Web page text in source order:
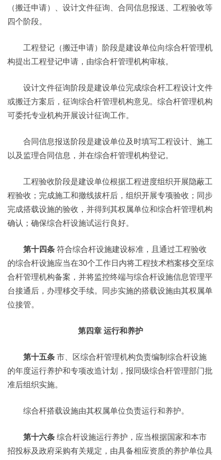
（搬迁申请）、设计文件征询、合同信息报送、工程验收等
四个阶段。
工程登记（搬迁申请）阶段是建设单位向综合杆管理机
构提出工程登记申请，由综合杆管理机构审核。
设计文件征询阶段是建设单位完成综合杆工程设计文件
或搬迁方案后，征询综合杆管理机构意见。综合杆管理机构
可委托专业机构开展设计征询工作。
合同信息报送阶段是建设单位及时填写工程设计、施工
以及监理合同信息，并在综合杆管理机构登记。
工程验收阶段是建设单位根据工程进度组织开展隐蔽工
程验收；完成施工和撤线拔杆后，组织开展专项验收；同步
完成搭载设施的验收，并得到其权属单位和综合杆管理机构
确认；确保综合杆设施试运行良好。
第十四条 符合综合杆设施建设标准，且通过工程验收
的综合杆设施应当在30个工作日内将工程技术档案移交至综
合杆管理机构备案，并将监控终端与综合杆设施信息管理平
台接通后，办理移交手续。同步实施的搭载设施由其权属单
位接管。
第四章 运行和养护
第十五条 市、区综合杆管理机构负责编制综合杆设施
的年度运行养护和专项改造计划，报同级综合杆管理部门批
准后组织实施。
综合杆搭载设施由其权属单位负责运行和养护。
第十六条 综合杆设施运行养护，应当根据国家和本市
招投标及政府采购有关规定，由具备相应资质的养护单位具